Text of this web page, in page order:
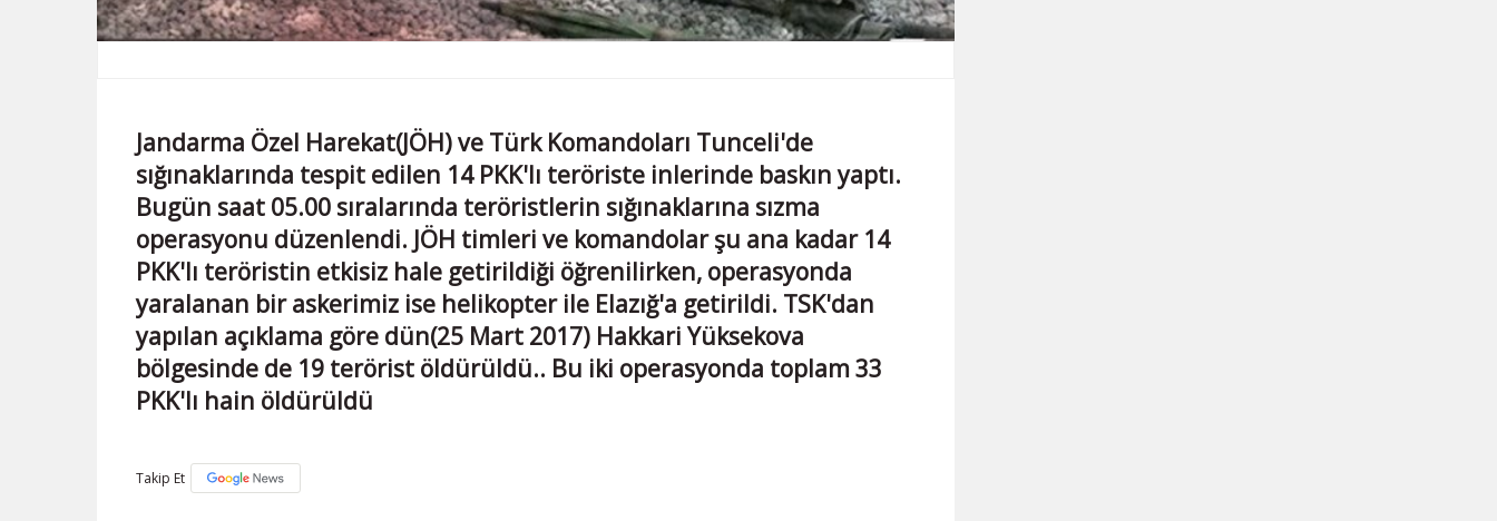
Jandarma Özel Harekat(JÖH) ve Türk Komandoları Tunceli'de
sığınaklarında tespit edilen 14 PKK'lı teröriste inlerinde baskın yaptı.
Bugün saat 05.00 sıralarında teröristlerin sığınaklarına sızma
operasyonu düzenlendi. JÖH timleri ve komandolar şu ana kadar 14
PKK'lı teröristin etkisiz hale getirildiği öğrenilirken, operasyonda
yaralanan bir askerimiz ise helikopter ile Elazığ'a getirildi. TSK'dan
yapılan açıklama göre dün(25 Mart 2017) Hakkari Yüksekova
bölgesinde de 19 terörist öldürüldü.. Bu iki operasyonda toplam 33
PKK'lı hain öldürüldü
Takip Et